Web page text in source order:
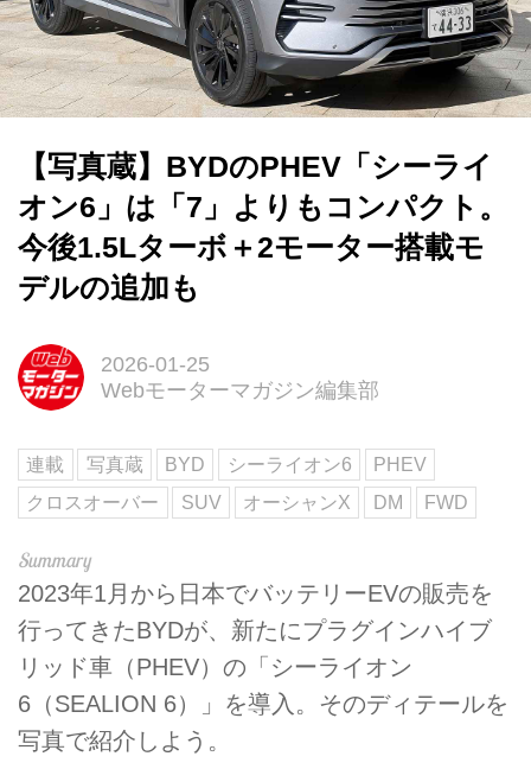
【写真蔵】BYDのPHEV「シーライ
オン6」は「7」よりもコンパクト。
今後1.5Lターボ＋2モーター搭載モ
デルの追加も
2026-01-25
Webモーターマガジン編集部
連載 写真蔵 BYD シーライオン6
PHEV
クロスオーバー
SUV オーシャンX DM FWD
2023年1月から日本でバッテリーEVの販売を
行ってきたBYDが、新たにプラグインハイブ
リッド車（PHEV）の「シーライオン
6（SEALION 6）」を導入。そのディテールを
写真で紹介しよう。